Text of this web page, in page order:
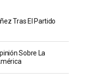
Tras El Partido
Sobre La